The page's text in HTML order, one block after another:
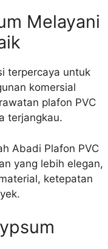
Melayani
terpercaya untuk
komersial
plafon PVC
terjangkau.
Abadi Plafon PVC
yang lebih elegan,
ketepatan